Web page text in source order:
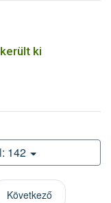
ki
142
Következő